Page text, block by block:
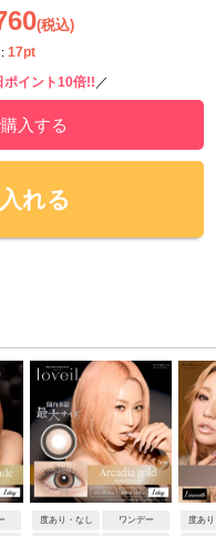
(税込)
17pt
ポイント10倍!! ／
入する
れる
度あり・なし ワンデー 度あ